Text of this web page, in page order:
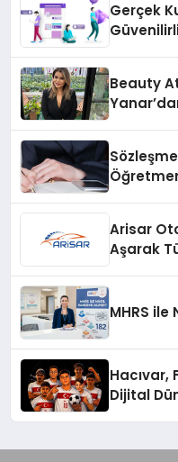
Gerçek
Beauty
Arisar
Aşarak
MHRS ile
Hacıvar,
Dijital